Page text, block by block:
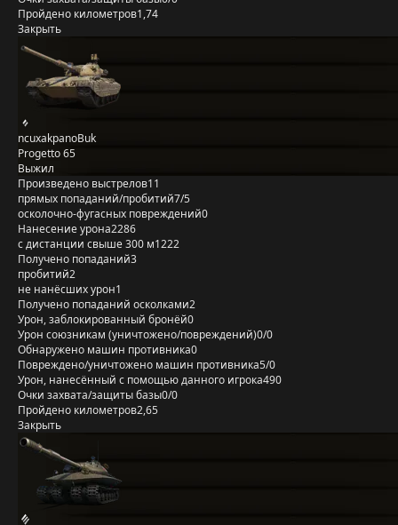
Пройдено километров1,74
Закрыть
ncuxakpanoBuk
Progetto 65
Выжил
Произведено выстрелов11
прямых попаданий/пробитий7/5
осколочно-фугасных повреждений0
Нанесение урона2286
с дистанции свыше 300 м1222
Получено попаданий3
пробитий2
не нанёсших урон1
Получено попаданий осколками2
Урон, заблокированный бронёй0
Урон союзникам (уничтожено/повреждений)0/0
Обнаружено машин противника0
Повреждено/уничтожено машин противника5/0
Урон, нанесённый с помощью данного игрока490
Очки захвата/защиты базы0/0
Пройдено километров2,65
Закрыть